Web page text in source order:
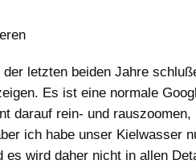
letzten beiden Jahre
Es ist eine normale
darauf rein- und rauszoomen,
ich habe unser Kielwasser
es wird daher nicht in allen